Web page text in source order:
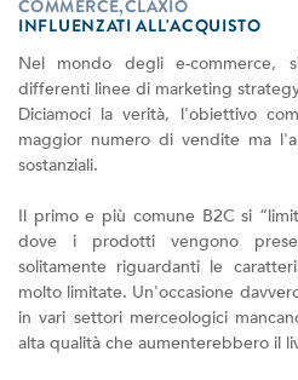
COMMERCE,CLAXIO
INFLUENZATI ALL'ACQUISTO
Nel mondo degli e-commerce,
differenti linee di marketing
Diciamoci la verità, l'obiettivo
maggior numero di vendite ma
sostanziali.
Il primo e più comune B2C si
dove i prodotti vengono
solitamente riguardanti le
molto limitate. Un'occasione
in vari settori merceologici
alta qualità che aumenterebbero il